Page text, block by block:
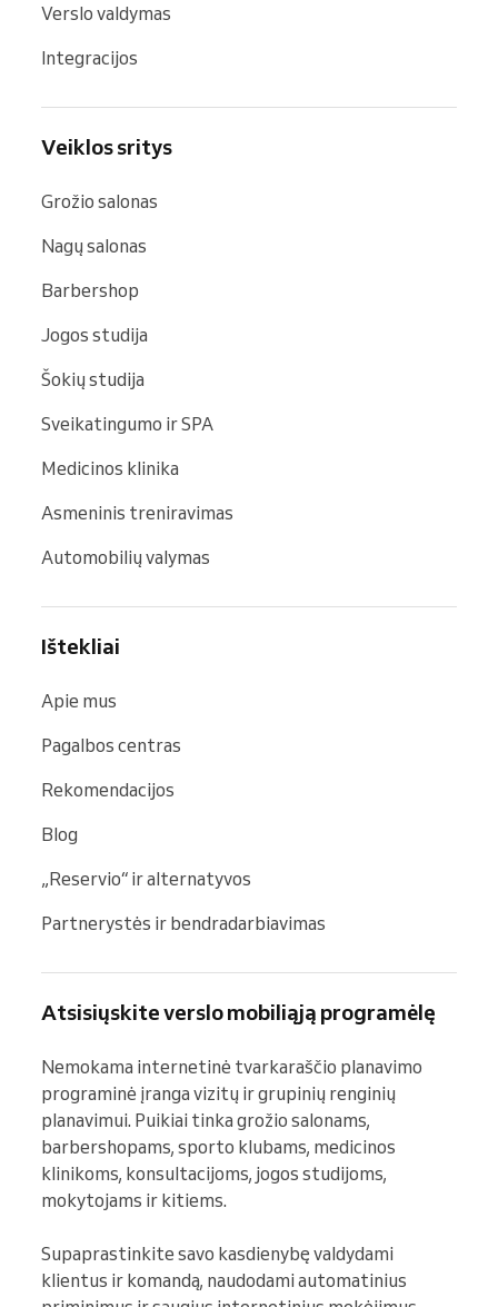
Verslo valdymas
Integracijos
Veiklos sritys
Grožio salonas
Nagų salonas
Barbershop
Jogos studija
Šokių studija
Sveikatingumo ir SPA
Medicinos klinika
Asmeninis treniravimas
Automobilių valymas
Ištekliai
Apie mus
Pagalbos centras
Rekomendacijos
Blog
„Reservio“ ir alternatyvos
Partnerystės ir bendradarbiavimas
Atsisiųskite verslo mobiliąją programėlę
Nemokama internetinė tvarkaraščio planavimo
programinė įranga vizitų ir grupinių renginių
planavimui. Puikiai tinka grožio salonams,
barbershopams, sporto klubams, medicinos
klinikoms, konsultacijoms, jogos studijoms,
mokytojams ir kitiems.
Supaprastinkite savo kasdienybę valdydami
klientus ir komandą, naudodami automatinius